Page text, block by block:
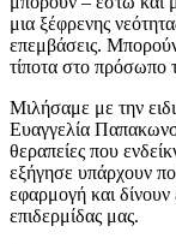
μια ξέφρενης
επεμβάσεις.
τίποτα στο πρόσωπο
Μιλήσαμε με την
Ευαγγελία
θεραπείες που
εξήγησε υπάρχουν
εφαρμογή και δίνουν
επιδερμίδας μας.